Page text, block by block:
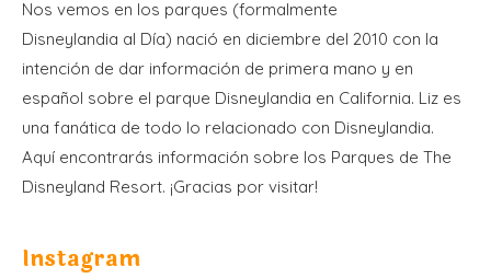
Nos vemos en los parques (formalmente
Disneylandia al Día) nació en diciembre del 2010 con la
intención de dar información de primera mano y en
español sobre el parque Disneylandia en California. Liz es
una fanática de todo lo relacionado con Disneylandia.
Aquí encontrarás información sobre los Parques de The
Disneyland Resort. ¡Gracias por visitar!
Instagram